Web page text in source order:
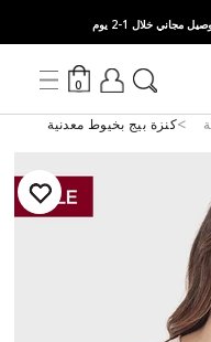
خلال 1-2 يوم
0
كنزة بيج بخيوط معدنية